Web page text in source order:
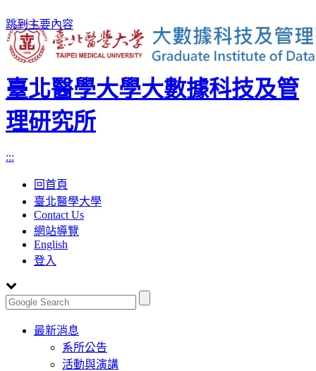
跳到主要內容
臺北醫學大學大數據科技及管
理研究所
:::
回首頁
臺北醫學大學
Contact Us
網站導覽
English
登入
Toggle
navigation
最新消息
系所公告
活動與演講